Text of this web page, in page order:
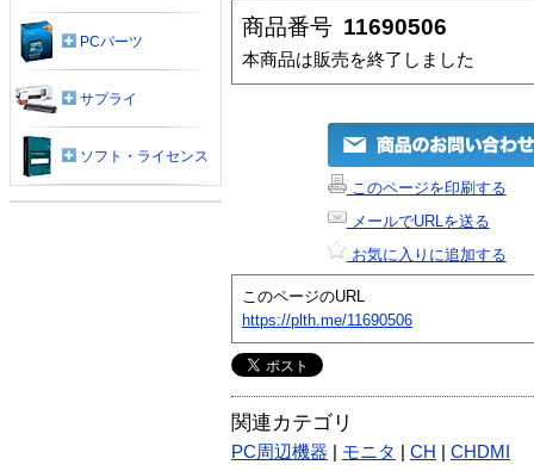
商品番号 11690506
本商品は販売を終了しました
このページを印刷する
メールでURLを送る
お気に入りに追加する
このページのURL
https://plth.me/11690506
関連カテゴリ
PC周辺機器 モニタ CH CHDMI
PCパーツ
サプライ
ソフト・ライセンス